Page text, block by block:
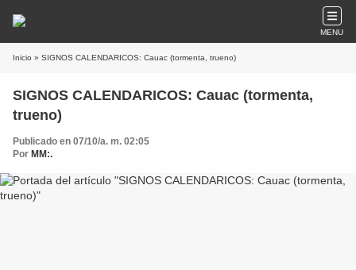
MENU
Inicio » SIGNOS CALENDARICOS: Cauac (tormenta, trueno)
SIGNOS CALENDARICOS: Cauac (tormenta,
trueno)
Publicado en 07/10/a. m. 02:05
Por MM:.